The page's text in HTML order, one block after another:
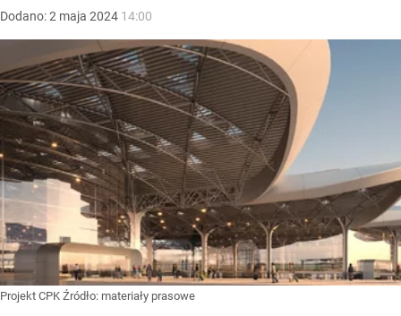
Dodano:2 maja 2024 14:00
Projekt CPK Źródło: materiały prasowe